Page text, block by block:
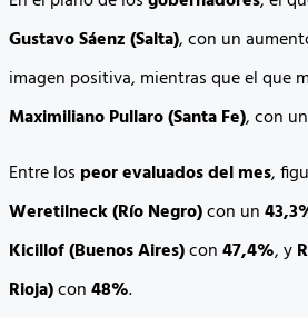
Gustavo Sáenz (Salta), con un
imagen positiva, mientras que el que
Maximiliano Pullaro (Santa Fe), con
Entre los peor evaluados del mes,
Weretilneck (Río Negro)con un
Kicillof (Buenos Aires)con47,4%, y
Rioja)con48%.